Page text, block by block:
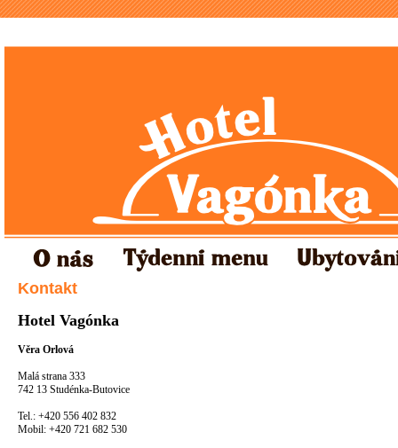
Kontakt
Hotel Vagónka
Věra Orlová
Malá strana 333
742 13 Studénka-Butovice
Tel.: +420 556 402 832
Mobil: +420 721 682 530